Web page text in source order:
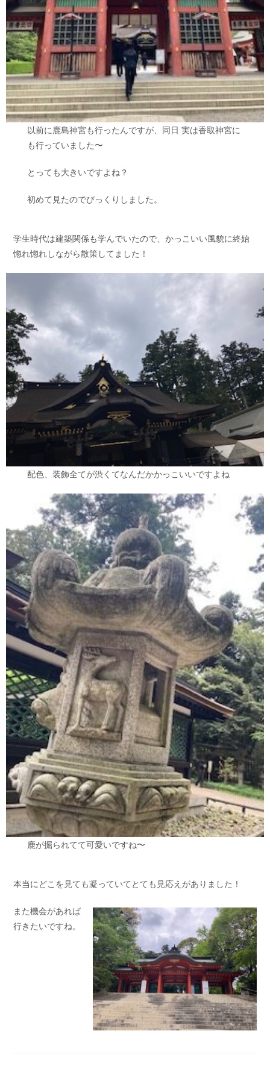
以前に鹿島神宮も行ったんですが、同日 実は香取神宮に
も行っていました〜
とっても大きいですよね？
初めて見たのでびっくりしました。
学生時代は建築関係も学んでいたので、かっこいい風貌に終始
惚れ惚れしながら散策してました！
配色、装飾全てが渋くてなんだかかっこいいですよね
鹿が掘られてて可愛いですね〜
本当にどこを見ても凝っていてとても見応えがありました！
また機会があれば
行きたいですね。